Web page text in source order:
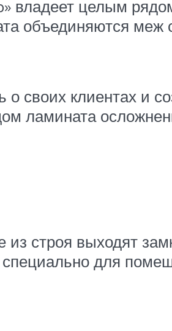
владеет целым
объединяются
своих клиентах и
ламината
строя выходят
для